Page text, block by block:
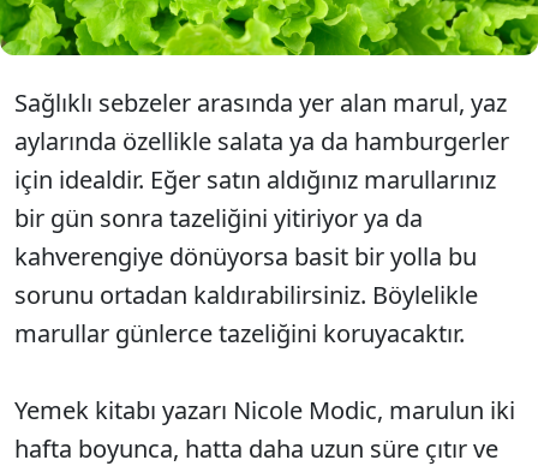
Sağlıklı sebzeler arasında yer alan marul, yaz
aylarında özellikle salata ya da hamburgerler
için idealdir. Eğer satın aldığınız marullarınız
bir gün sonra tazeliğini yitiriyor ya da
kahverengiye dönüyorsa basit bir yolla bu
sorunu ortadan kaldırabilirsiniz. Böylelikle
marullar günlerce tazeliğini koruyacaktır.
Yemek kitabı yazarı Nicole Modic, marulun iki
hafta boyunca, hatta daha uzun süre çıtır ve